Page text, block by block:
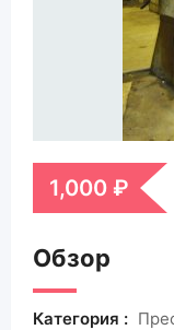
1,000 ₽
Обзор
Категория :